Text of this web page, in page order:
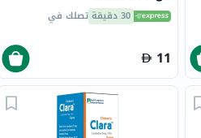
30 دقيقة تصلك في
11